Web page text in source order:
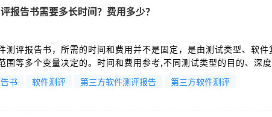
报告书需要多长时间？费用多少？
测评报告书，所需的时间和费用并不是固定，是由测试类型、软件
围等多个变量决定的。时间和费用参考,不同测试类型的目的、深
异巨大，其周期和费用也相应不同。
书 软件测评 第三方软件测评报告 第三方软件测评